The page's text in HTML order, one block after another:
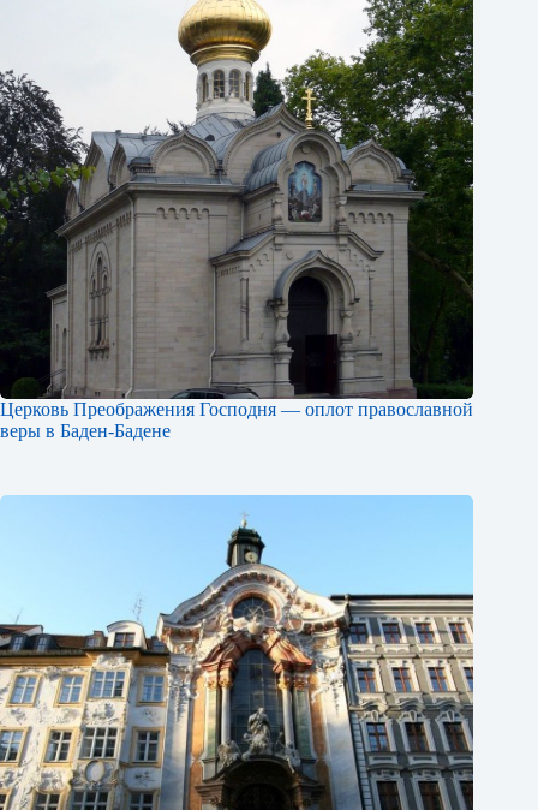
Церковь Преображения Господня — оплот православной
веры в Баден-Бадене